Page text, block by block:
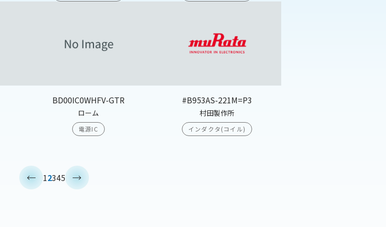
BD00IC0WHFV-GTR
ローム
電源IC
#B953AS-221M=P3
村田製作所
インダクタ(コイル)
12345